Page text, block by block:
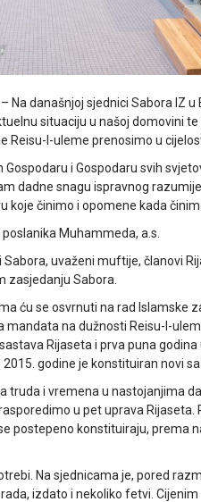
Na današnjoj sjednici Sabora IZ
situaciju u našoj domovini
Reisu-l-uleme prenosimo u
i Gospodaru svih
dadne snagu ispravnog
koje činimo i opomene kada
Muhammeda, a.s.
uvaženi muftije, članovi
zasjedanju Sabora.
ću se osvrnuti na rad Islamske
mandata na dužnosti Reisu-l-
Rijaseta i prva puna
godine je konstituiran novi
truda i vremena u nastojanjima
u pet uprava
postepeno konstituiraju, prema
Na sjednicama je, pored
izdato i nekoliko fetvi.